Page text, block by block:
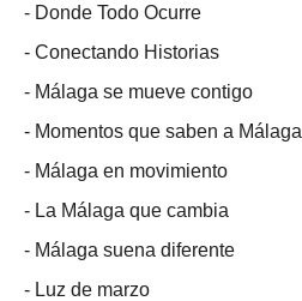
- Donde Todo Ocurre
- Conectando Historias
- Málaga se mueve contigo
- Momentos que saben a Málaga
- Málaga en movimiento
- La Málaga que cambia
- Málaga suena diferente
- Luz de marzo